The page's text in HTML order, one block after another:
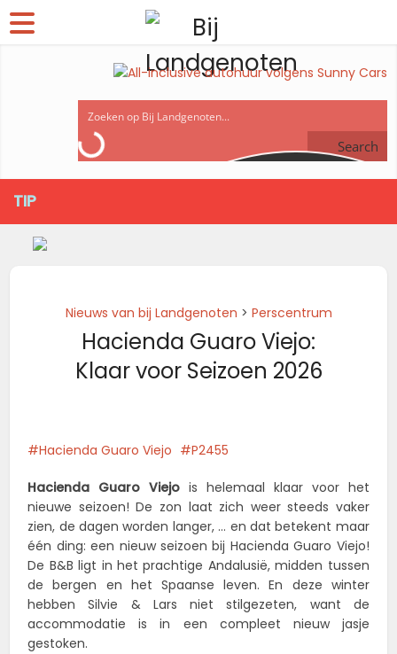
Search
TIP
Nieuws van bij Landgenoten > Perscentrum
Hacienda Guaro Viejo:
Klaar voor Seizoen 2026
Hacienda Guaro Viejo P2455
Hacienda Guaro Viejo is helemaal klaar voor het
nieuwe seizoen! De zon laat zich weer steeds vaker
zien, de dagen worden langer, … en dat betekent maar
één ding: een nieuw seizoen bij Hacienda Guaro Viejo!
De B&B ligt in het prachtige Andalusië, midden tussen
de bergen en het Spaanse leven. En deze winter
hebben Silvie & Lars niet stilgezeten, want de
accommodatie is in een compleet nieuw jasje
gestoken.